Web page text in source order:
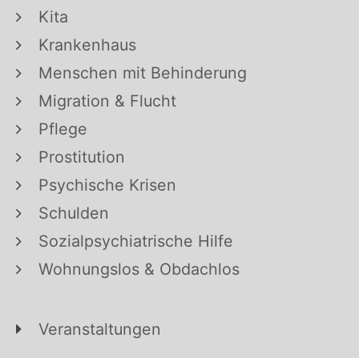
Kita
Krankenhaus
Menschen mit Behinderung
Migration & Flucht
Pflege
Prostitution
Psychische Krisen
Schulden
Sozialpsychiatrische Hilfe
Wohnungslos & Obdachlos
Veranstaltungen